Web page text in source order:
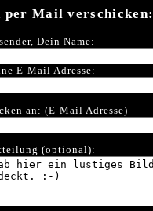
per Mail verschicken:
Dein Name:
E-Mail Adresse:
an: (E-Mail Adresse)
(optional):